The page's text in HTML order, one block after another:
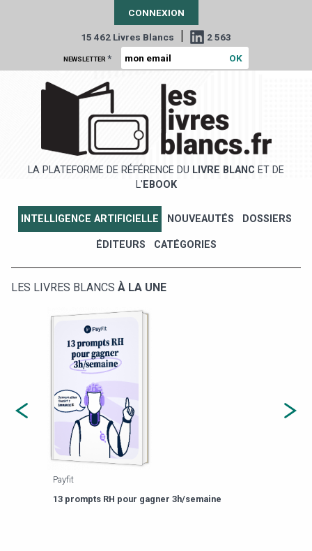
CONNEXION
15 462 Livres Blancs | 2 563
NEWSLETTER *
LA PLATEFORME DE RÉFÉRENCE DU LIVRE BLANC ET DE
L' EBOOK
INTELLIGENCE ARTIFICIELLE NOUVEAUTÉS DOSSIERS
ÉDITEURS CATÉGORIES
LES LIVRES BLANCS À LA UNE
13 prompts RH pour gagner 3h/semaine